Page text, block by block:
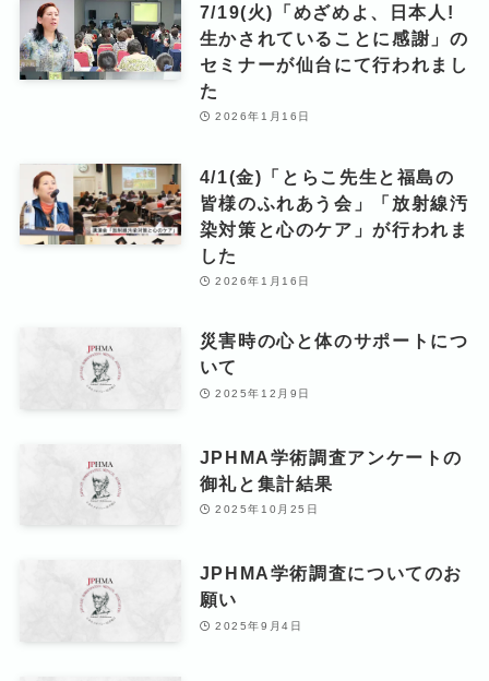
7/19(火)「めざめよ、日本人!
生かされていることに感謝」の
セミナーが仙台にて行われまし
た
2026年1月16日
4/1(金)「とらこ先生と福島の
皆様のふれあう会」「放射線汚
染対策と心のケア」が行われま
した
2026年1月16日
災害時の心と体のサポートにつ
いて
2025年12月9日
JPHMA学術調査アンケートの
御礼と集計結果
2025年10月25日
JPHMA学術調査についてのお
願い
2025年9月4日